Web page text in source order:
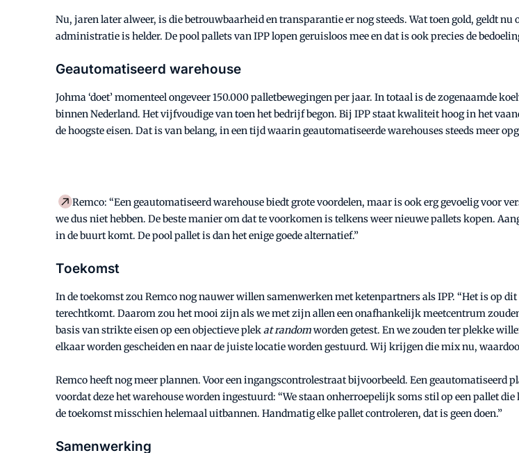
Nu, jaren later alweer, is die betrouwbaarheid en transparantie er nog steeds. Wat toen gold, geldt
administratie is helder. De pool pallets van IPP lopen geruisloos mee en dat is ook precies de
Geautomatiseerd warehouse
Johma ‘doet’ momenteel ongeveer 150.000 palletbewegingen per jaar. In totaal is de zogenaamde
binnen Nederland. Het vijfvoudige van toen het bedrijf begon. Bij IPP staat kwaliteit hoog in het
de hoogste eisen. Dat is van belang, in een tijd waarin geautomatiseerde warehouses steeds meer
Remco: “Een geautomatiseerd warehouse biedt grote voordelen, maar is ook erg gevoelig voor
we dus niet hebben. De beste manier om dat te voorkomen is telkens weer nieuwe pallets kopen.
in de buurt komt. De pool pallet is dan het enige goede alternatief.”
Toekomst
In de toekomst zou Remco nog nauwer willen samenwerken met ketenpartners als IPP. “Het is op
terechtkomt. Daarom zou het mooi zijn als we met zijn allen een onafhankelijk meetcentrum
basis van strikte eisen op een objectieve plekat randomworden getest. En we zouden ter plekke
elkaar worden gescheiden en naar de juiste locatie worden gestuurd. Wij krijgen die mix nu,
Remco heeft nog meer plannen. Voor een ingangscontrolestraat bijvoorbeeld. Een
voordat deze het warehouse worden ingestuurd: “We staan onherroepelijk soms stil op een pallet
de toekomst misschien helemaal uitbannen. Handmatig elke pallet controleren, dat is geen doen.”
Samenwerking